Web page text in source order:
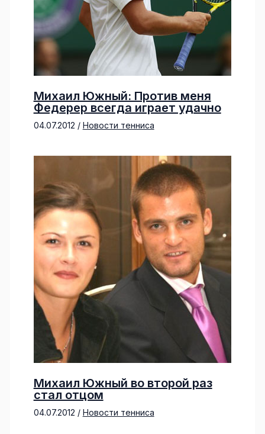
Михаил Южный: Против меня
Федерер всегда играет удачно
04.07.2012 / Новости тенниса
Михаил Южный во второй раз
стал отцом
04.07.2012 / Новости тенниса